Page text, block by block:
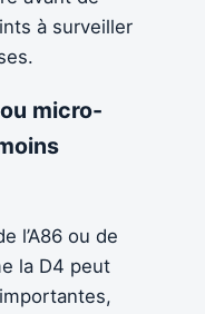
à surveiller
micro-
l’A86 ou de
la D4 peut